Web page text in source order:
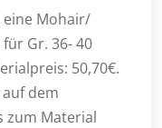
eine Mohair/
Gr. 36- 40
50,70€.
dem
zum Material